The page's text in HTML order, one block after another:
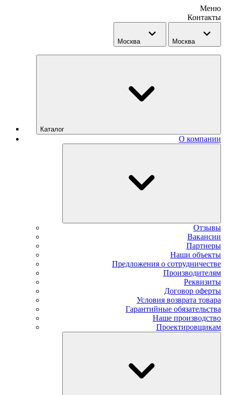
Меню
Контакты
Москва Москва
Каталог
О компании
Отзывы
Вакансии
Партнеры
Наши объекты
Предложения о сотрудничестве
Производителям
Реквизиты
Договор оферты
Условия возврата товара
Гарантийные обязательства
Наше производство
Проектировщикам